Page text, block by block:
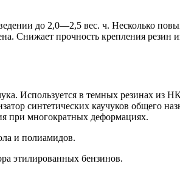
до 2,0—2,5 вес. ч. Несколько
Снижает прочность крепления резин
Используется в темных резинах
синтетических каучуков общего
при многократных деформациях.
и полиамидов.
этилированных бензинов.